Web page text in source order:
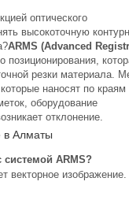
оптического
высокоточную
ARMS (Advanced
позиционирования,
резки материала.
наносят по краям
оборудование
отклонение.
в Алматы
системой ARMS?
векторное изображение.